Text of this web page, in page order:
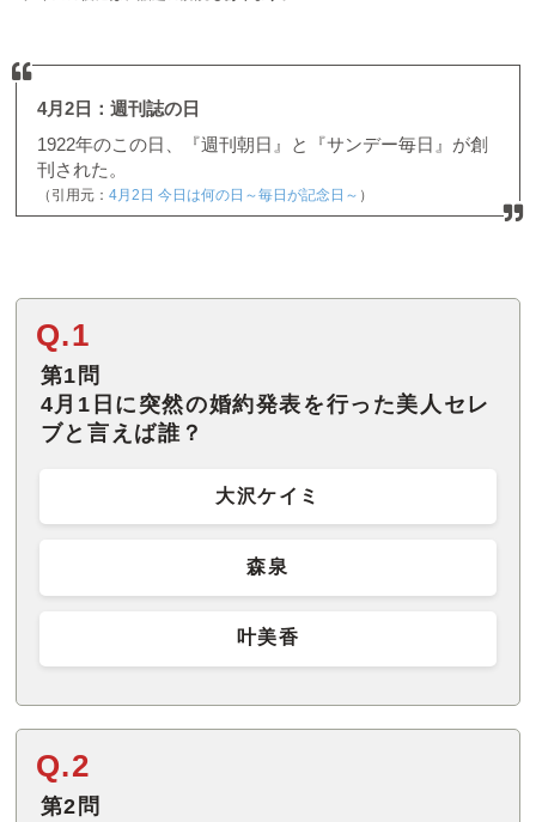
4月2日：週刊誌の日
1922年のこの日、『週刊朝日』と『サンデー毎日』が創
刊された。
（引用元： 4月2日 今日は何の日～毎日が記念日～ ）
Q.1
第1問
4月1日に突然の婚約発表を行った美人セレ
ブと言えば誰？
大沢ケイミ
森泉
叶美香
Q.2
第2問